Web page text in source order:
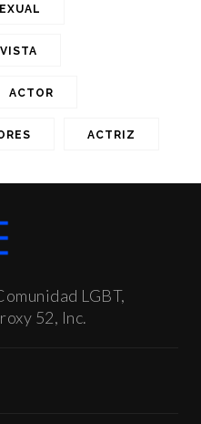
ACTOR
ACTRIZ
LGBT,
52, Inc.